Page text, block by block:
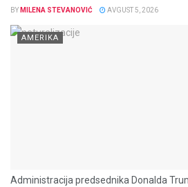
BY MILENA STEVANOVIĆ AVGUST 5, 2026
AMERIKA
Administracija predsednika Donalda